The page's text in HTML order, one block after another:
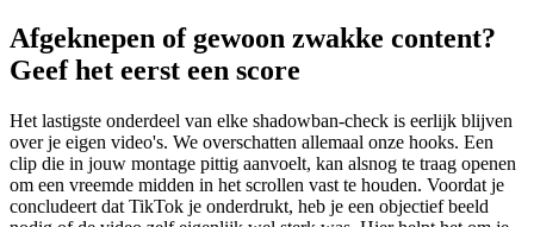
Afgeknepen of gewoon zwakke content?
Geef het eerst een score
Het lastigste onderdeel van elke shadowban-check is eerlijk blijven
over je eigen video's. We overschatten allemaal onze hooks. Een
clip die in jouw montage pittig aanvoelt, kan alsnog te traag openen
om een vreemde midden in het scrollen vast te houden. Voordat je
concludeert dat TikTok je onderdrukt, heb je een objectief beeld